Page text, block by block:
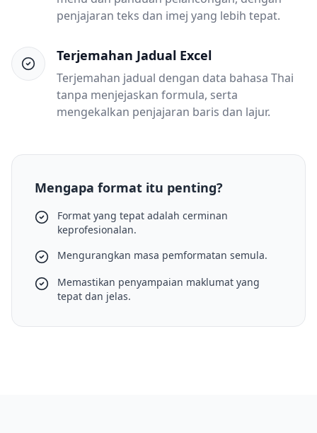
penjajaran teks dan imej yang lebih tepat.
Terjemahan Jadual Excel
Terjemahan jadual dengan data bahasa Thai
tanpa menjejaskan formula, serta
mengekalkan penjajaran baris dan lajur.
Mengapa format itu penting?
Format yang tepat adalah cerminan
keprofesionalan.
Mengurangkan masa pemformatan semula.
Memastikan penyampaian maklumat yang
tepat dan jelas.